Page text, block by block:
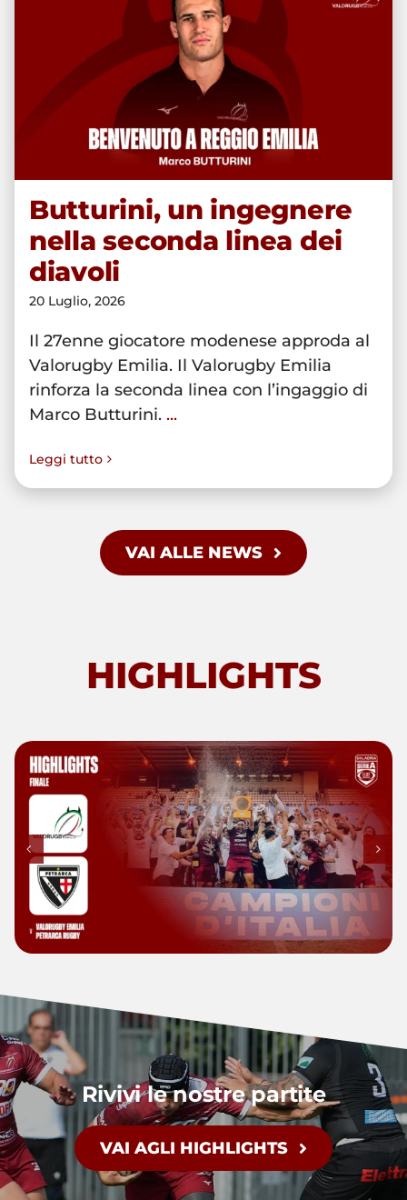
Butturini, un ingegnere nella
seconda linea dei diavoli
Butturini, un ingegnere
nella seconda linea dei
diavoli
20 Luglio, 2026
Il 27enne giocatore modenese approda al
Valorugby Emilia. Il Valorugby Emilia
rinforza la seconda linea con l’ingaggio di
Marco Butturini....
Leggi tutto
VAI ALLE NEWS
HIGHLIGHTS
Highlights Finale Scudetto |
Valorugby Emilia vs Petrarca
Rugby
Rivivi le nostre partite
VAI AGLI HIGHLIGHTS